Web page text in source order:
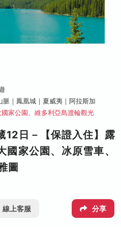
｜鳳凰城｜夏威夷｜阿拉斯加
家公園、維多利亞島渡輪觀光
12日－【保證入住】露
家公園、冰原雪車、
圖
線上客服 分享